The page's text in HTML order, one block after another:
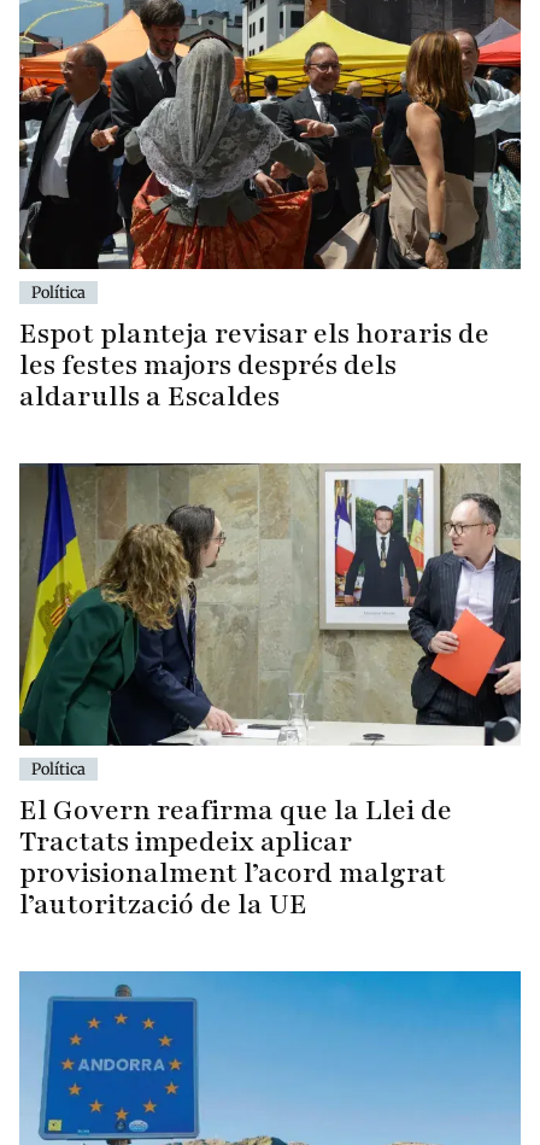
Política
Espot planteja revisar els horaris de
les festes majors després dels
aldarulls a Escaldes
Política
El Govern reafirma que la Llei de
Tractats impedeix aplicar
provisionalment l’acord malgrat
l’autorització de la UE